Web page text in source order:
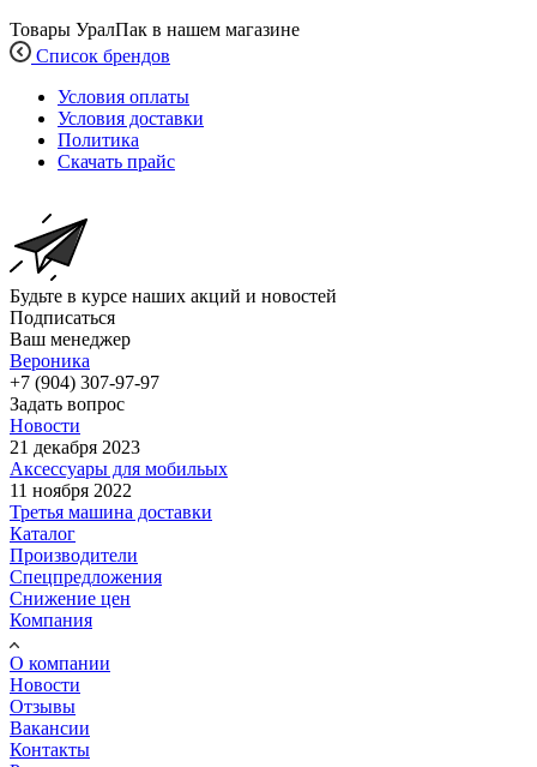
Товары УралПак в нашем магазине
Список брендов
Условия оплаты
Условия доставки
Политика
Скачать прайс
Будьте в курсе наших акций и новостей
Подписаться
Ваш менеджер
Вероника
+7 (904) 307-97-97
Задать вопрос
Новости
21 декабря 2023
Аксессуары для мобильых
11 ноября 2022
Третья машина доставки
Каталог
Производители
Спецпредложения
Снижение цен
Компания
О компании
Новости
Отзывы
Вакансии
Контакты